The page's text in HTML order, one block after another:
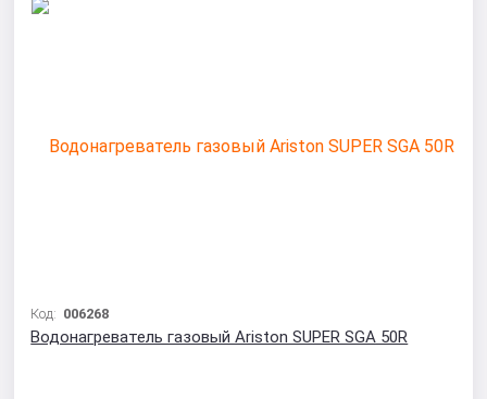
Код: 006268
Водонагреватель газовый Ariston SUPER SGA 50R